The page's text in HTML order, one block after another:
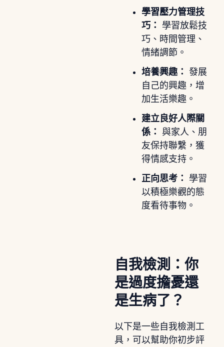
學習壓力管理技
巧：
學習放鬆技
巧、時間管理、
情緒調節。
培養興趣： 發展
自己的興趣，增
加生活樂趣。
建立良好人際關
係： 與家人、朋
友保持聯繫，獲
得情感支持。
正向思考：
學習
以積極樂觀的態
度看待事物。
自我檢測：你
是過度擔憂還
是生病了？
以下是一些自我檢測工
具，可以幫助你初步評